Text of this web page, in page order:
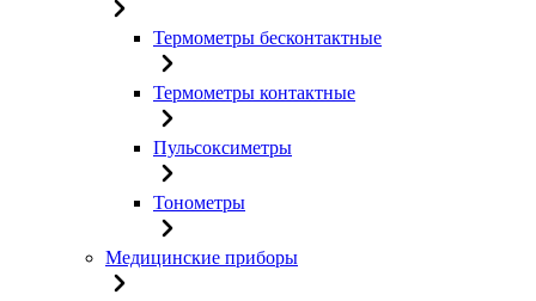
Термометры бесконтактные
Термометры контактные
Пульсоксиметры
Тонометры
Медицинские приборы